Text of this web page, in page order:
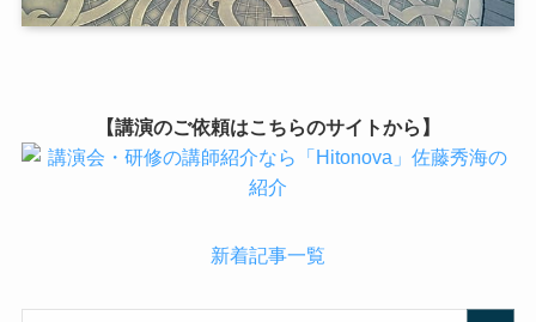
【講演のご依頼はこちらのサイトから】
新着記事一覧